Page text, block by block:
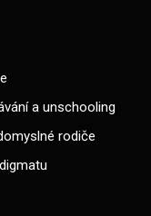
a unschooling
rodiče